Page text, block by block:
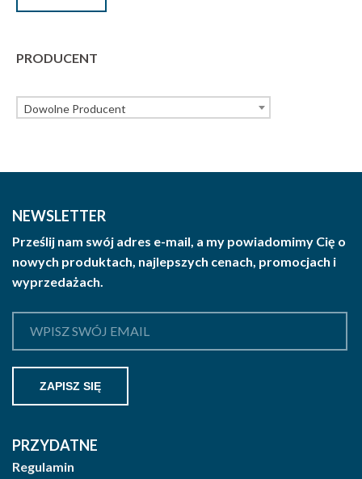
PRODUCENT
Dowolne Producent
NEWSLETTER
Prześlij nam swój adres e-mail, a my powiadomimy Cię o
nowych produktach, najlepszych cenach, promocjach i
wyprzedażach.
PRZYDATNE
Regulamin